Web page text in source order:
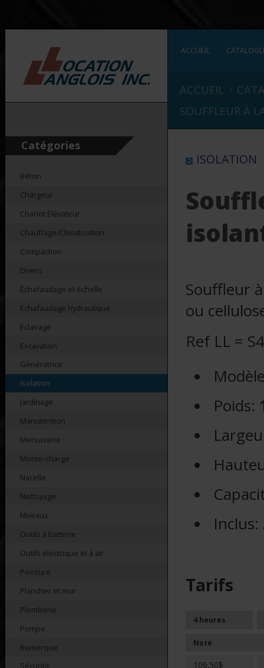
Catégories
Béton
Chargeur
Chariot Élévateur
Chauffage/Climatisation
Compaction
Divers
Échafaudage et échelle
Echafaudage hydraulique
Éclairage
Excavation
Génératrice
Isolation
Jardinage
Manutention
Menuiserie
Monte-charge
Nacelle
Nettoyage
Niveaux
Outils à batterie
Outils électrique et à air
Peinture
Plancher et mur
Plomberie
Pompe
Remorque
ACCUEIL
ACCUEIL
SOUFFLEUR À
ISOLATION
Souffleur
ou
Ref LL =
Poids:
Inclus:
Tarifs
4 heures
Note
106.50$